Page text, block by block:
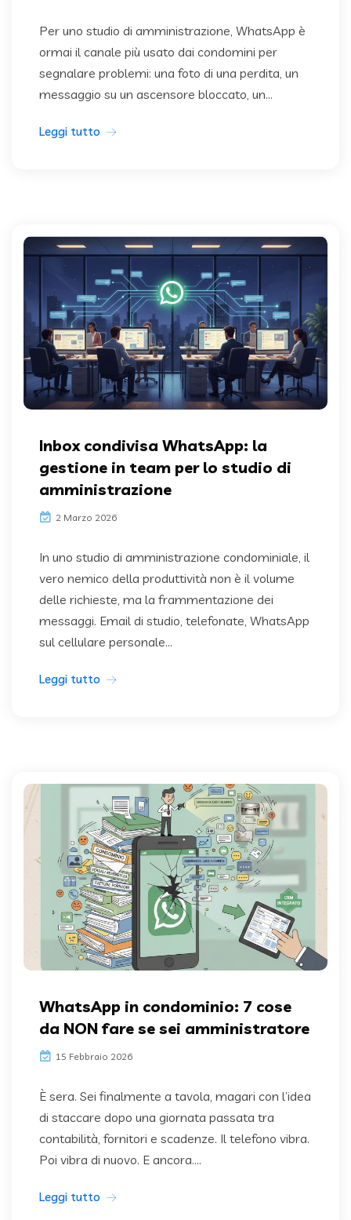
Per uno studio di amministrazione, WhatsApp è
ormai il canale più usato dai condomini per
segnalare problemi: una foto di una perdita, un
messaggio su un ascensore bloccato, un...
Leggi tutto
Inbox condivisa WhatsApp: la
gestione in team per lo studio di
amministrazione
2 Marzo 2026
In uno studio di amministrazione condominiale, il
vero nemico della produttività non è il volume
delle richieste, ma la frammentazione dei
messaggi. Email di studio, telefonate, WhatsApp
sul cellulare personale...
Leggi tutto
WhatsApp in condominio: 7 cose
da NON fare se sei amministratore
15 Febbraio 2026
È sera. Sei finalmente a tavola, magari con l’idea
di staccare dopo una giornata passata tra
contabilità, fornitori e scadenze. Il telefono vibra.
Poi vibra di nuovo. E ancora....
Leggi tutto